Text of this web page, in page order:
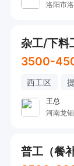
洛阳市
3500-
西工区
王总
河南龙
普工（餐